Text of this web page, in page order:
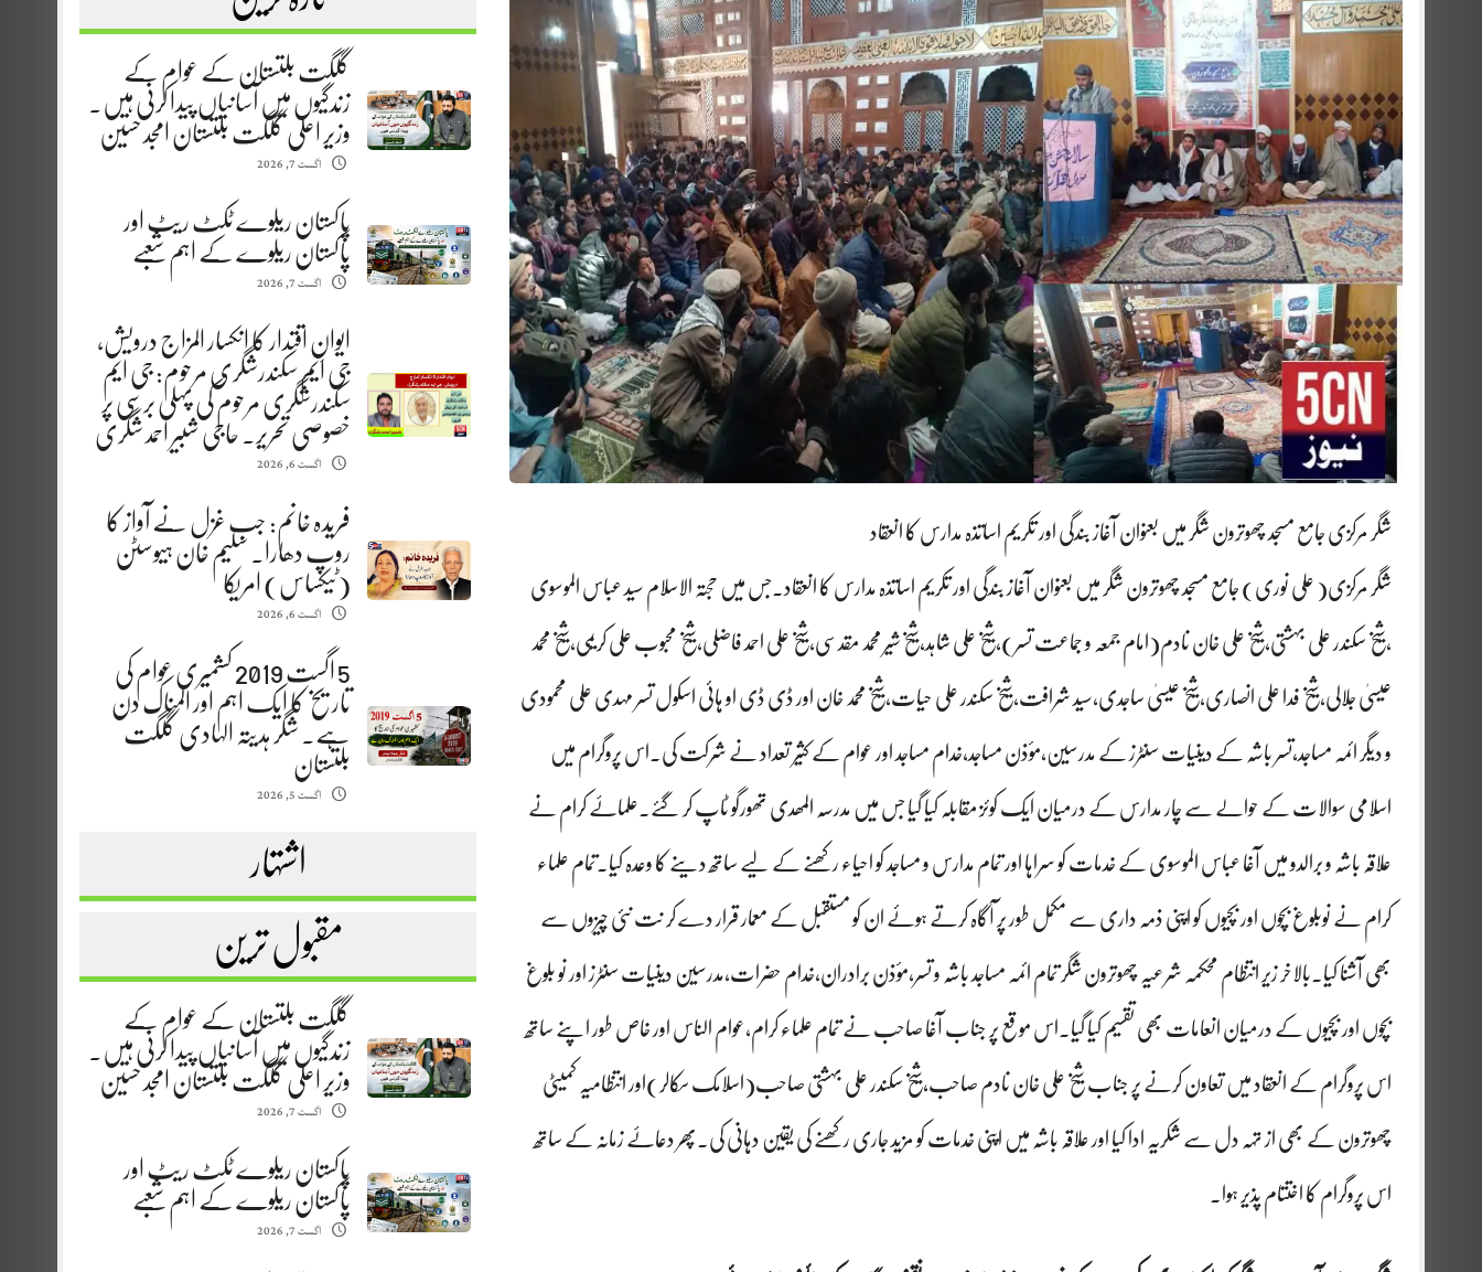
گلگت بلتستان کے عوام کے
زندگیوں میں آسانیاں پیدا کرنی ہیں.
وزیر اعلیٰ گلگت بلتستان امجد حسین
اگست 7, 2026
پاکستان ریلوے ٹکٹ ریٹ اور
پاکستان ریلوے کے اہم شعبے
اگست 7, 2026
ایوانِ اقتدار کا انکسار المزاج درویش،
جی ایم سکندرشگری مرحوم: جی ایم
سکندرشگری مرحوم کی پہلی برسی پر
خصوصی تحریر. حاجی شبیر احمد شگری
اگست 6, 2026
فریدہ خانم: جب غزل نے آواز کا
روپ دھارا. سلیم خان ہیوسٹن
(ٹیکساس) امریکا
اگست 6, 2026
5 اگست 2019 کشمیری عوام کی
تاریخ کا ایک اہم اور المناک دن
ہے. شگر ہدیتہ الہادی گلگت
بلتستان
اگست 5, 2026
اشتہار
مقبول ترین
گلگت بلتستان کے عوام کے
زندگیوں میں آسانیاں پیدا کرنی ہیں.
وزیر اعلیٰ گلگت بلتستان امجد حسین
اگست 7, 2026
پاکستان ریلوے ٹکٹ ریٹ اور
پاکستان ریلوے کے اہم شعبے
اگست 7, 2026
شگر مرکزی جامع مسجد چھوترون شگر میں بعنوان آغاز بندگی اور تکریم اساتذہ مدارس کا انعقاد
شگر مرکزی( علی نوری) جامع مسجد چھوترون شگر میں بعنوان آغاز بندگی اور تکریم اساتذہ مدارس کا انعقاد۔جس میں حجتہ الاسلام سید عباس الموسوی
،شیخ سکندر علی بہشتی،شیخ علی خان نادم(امام جمعہ و جماعت تسر)،شیخ علی شاہد،شیخ شیر محمد مقدسی،شیخ علی احمد فاضلی،شیخ محبوب علی کریمی،شیخ محمد
عیسیٰ جلالی،شیخ فدا علی انصاری،شیخ عیسیٰ ساجدی،سید شرافت،شیخ سکندر علی حیات،شیخ محمد خان اور ڈی ڈی او ہائی اسکول تسر مہدی علی محمودی
و دیگر ائمہ مساجد،تسر باشہ کے دینیات سنٹرز کے مدرسین،مؤذن مساجد،خدام مساجد اور عوام کے کثیر تعداد نے شرکت کی۔اس پروگرام میں
اسلامی سوالات کے حوالے سے چار مدارس کے درمیان ایک کوئز مقابلہ کیا گیا جس میں مدرسہ المھدی تھورگو ٹاپ کر گئے۔علماۓ کرام نے
علاقہ باشہ و برالدو میں آغا عباس الموسوی کے خدمات کو سراہا اور تمام مدارس و مساجد کو احیاء رکھنے کے لیے ساتھ دینے کا وعدہ کیا۔تمام علماء
کرام نے نوبلوغ بچوں اور بچیوں کو اپنی ذمہ داری سے مکمل طور پر آگاہ کرتے ہوئے ان کو مستقبل کے معمار قرار دے کر نت نئی چیزوں سے
بھی آشنا کیا۔بالاخر زیر انتظام محکمہ شرعیہ چھوترون شگر تمام ائمہ مساجد باشہ و تسر،مؤذن برادران،خدام حضرات،مدرسین دینیات سنٹرز اور نو بلوغ
بچوں اور بچیوں کے درمیان انعامات بھی تقسیم کیا گیا۔اس موقع پر جناب آغا صاحب نے تمام علماء کرام،عوام الناس اور خاص طور اپنے ساتھ
اس پروگرام کے انعقاد میں تعاون کرنے پر جناب شیخ علی خان نادم صاحب،شیخ سکندر علی بہشتی صاحب(اسلامک سکالر)اور انتظامیہ کمیٹی
چھوترون کے بھی از تہہ دل سے شکریہ ادا کیا اور علاقہ باشہ میں اپنی خدمات کو مزید جاری رکھنے کی یقین دہانی کی۔پھر دعاۓ زمانہ کے ساتھ
اس پروگرام کا اختتام پذیر ہوا۔